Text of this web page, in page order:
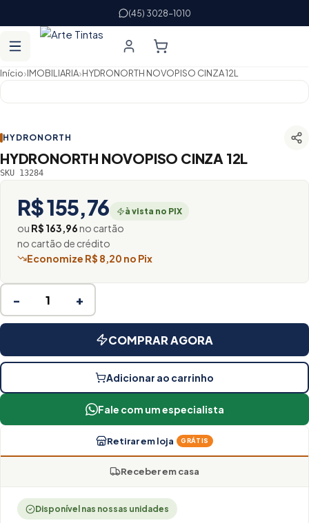
(45) 3028-1010
Início›IMOBILIARIA›HYDRONORTH NOVOPISO CINZA 12L
HYDRONORTH
HYDRONORTH NOVOPISO CINZA 12L
SKU 13284
R$ 155,76 à vista no PIX
ou R$ 163,96no cartão
no cartão de crédito
Economize R$ 8,20 no Pix
− +
COMPRAR AGORA
Adicionar ao carrinho
Fale com um especialista
Retirar em loja GRÁTIS
Receber em casa
Disponível nas nossas unidades